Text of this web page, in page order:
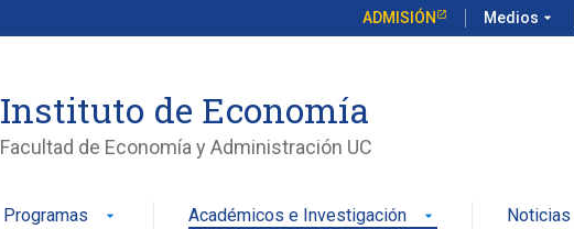
ADMISIÓN Medios arrow_drop_down
Instituto de Economía
Facultad de Economía y Administración UC
Programas arrow_drop_down Académicos e Investigación arrow_drop_down Noticias